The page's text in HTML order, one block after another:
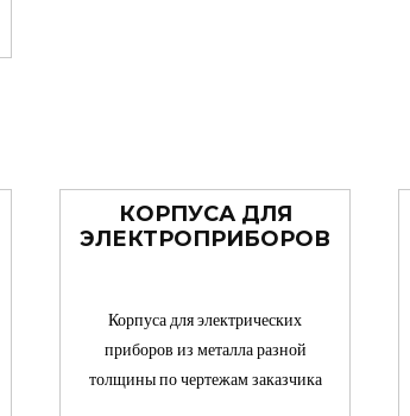
КОРПУСА ДЛЯ
ЭЛЕКТРОПРИБОРОВ
Корпуса для электрических
приборов из металла разной
толщины по чертежам заказчика